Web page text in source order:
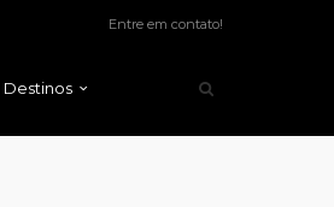
Entre em contato!
Destinos